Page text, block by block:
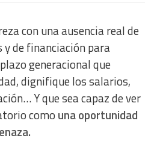
con una ausencia real de
de financiación para
generacional que
dignifique los salarios,
Y que sea capaz de ver
como una oportunidad